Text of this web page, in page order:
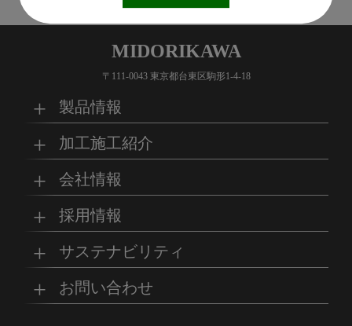
MIDORIKAWA
〒111-0043 東京都台東区駒形1-4-18
製品情報
MKブランド製品 新商品紹介
取扱製品情報
SDSダウンロード
加工施工紹介
グループの総合力 乗り物
工場
会社情報
会社概要 経営理念
沿革
採用情報
マイナビ採用ページ
サステナビリティ
リサイクルへの取り組
SDGsへの取り組み
お問い合わせ